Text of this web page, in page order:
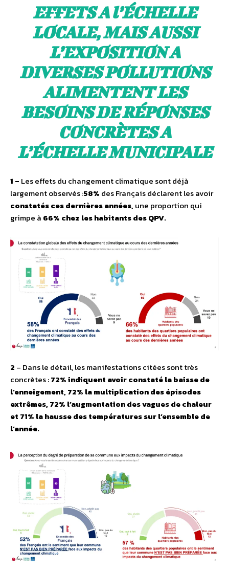
EFFETS A l’ÉCHELLE
LOCALE, MAIS AUSSI
L’EXPOSITION A
DIVERSES POLLUTIONS
ALIMENTENT LES
BESOINS DE RÉPONSES
CONCRÈTES A
L’ÉCHELLE MUNICIPALE
1 – Les effets du changement climatique sont déjà
largement observés :58% des Français déclarent les avoir
constatés ces dernières années,une proportion qui
grimpe à 66% chez les habitants des QPV.
2 – Dans le détail, les manifestations citées sont très
concrètes :72% indiquent avoir constaté la baisse de
l’enneigement, 72% la multiplication des épisodes
extrêmes, 72% l’augmentation des vagues de chaleur
et 71% la hausse des températures sur l’ensemble de
l’année.